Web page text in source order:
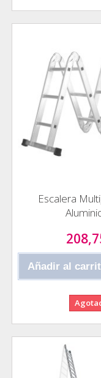
Escalera
Aluminio
Añadir al